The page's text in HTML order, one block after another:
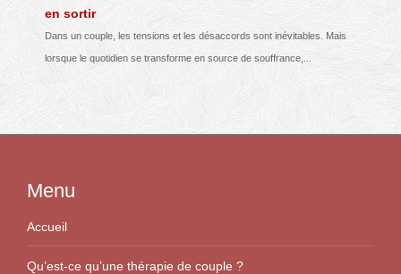
en sortir
Dans un couple, les tensions et les désaccords sont inévitables. Mais
lorsque le quotidien se transforme en source de souffrance,...
Menu
Accueil
Qu’est-ce qu’une thérapie de couple ?